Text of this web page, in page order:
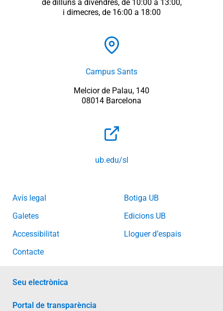
de dilluns a divendres, de 10:00 a 13:00,
i dimecres, de 16:00 a 18:00
Campus Sants
Melcior de Palau, 140
08014 Barcelona
ub.edu/sl
Avís legal
Galetes
Accessibilitat
Contacte
Botiga UB
Edicions UB
Lloguer d’espais
Seu electrònica
Portal de transparència